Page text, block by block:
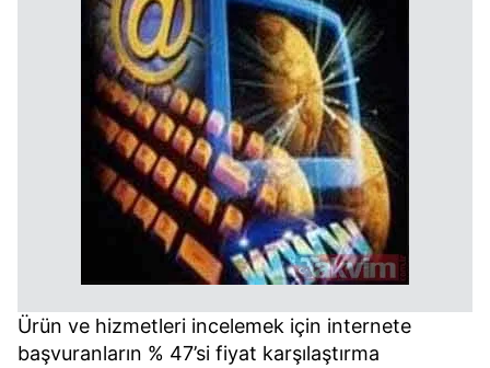
Ürün ve hizmetleri incelemek için internete
başvuranların % 47’si fiyat karşılaştırma